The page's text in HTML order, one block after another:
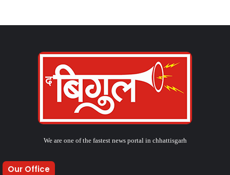
We are one of the fastest news portal in chhattisgarh
Our Office